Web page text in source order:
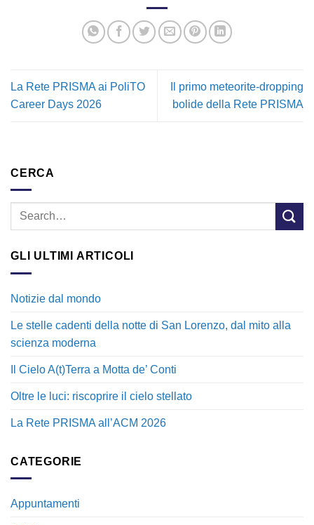
La Rete PRISMA ai PoliTO
Career Days 2026
Il primo meteorite-dropping
bolide della Rete PRISMA
CERCA
GLI ULTIMI ARTICOLI
Notizie dal mondo
Le stelle cadenti della notte di San Lorenzo, dal mito alla
scienza moderna
Il Cielo A(t)Terra a Motta de’ Conti
Oltre le luci: riscoprire il cielo stellato
La Rete PRISMA all’ACM 2026
CATEGORIE
Appuntamenti